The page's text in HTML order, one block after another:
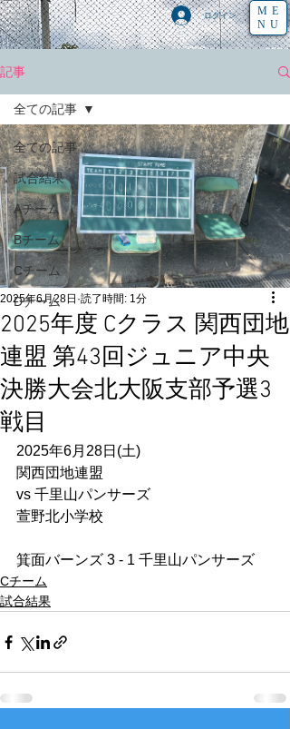
ログイン
ME
NU
記事
全ての記事
試合結果
Aチーム
Bチーム
Cチーム
Dチーム
全ての記事
2025年度 Cクラス 関西団地
連盟 第43回ジュニア中央
決勝大会北大阪支部予選3
戦目
2025年6月28日 読了時間: 1分
2025年6月28日(土)
関西団地連盟
vs 千里山パンサーズ
萱野北小学校
箕面バーンズ 3 - 1 千里山パンサーズ
Cチーム
試合結果